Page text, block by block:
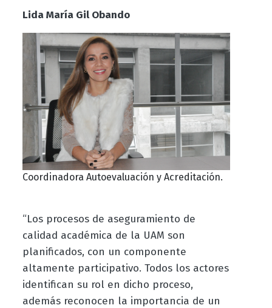
Lida María Gil Obando
Coordinadora Autoevaluación y Acreditación.
“Los procesos de aseguramiento de
calidad académica de la UAM son
planificados, con un componente
altamente participativo. Todos los actores
identifican su rol en dicho proceso,
además reconocen la importancia de un